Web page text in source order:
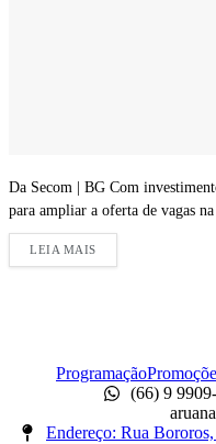
Da Secom | BG Com
para ampliar a oferta de vagas
LEIA MAIS
Programação
(66) 9
Endereço: Rua